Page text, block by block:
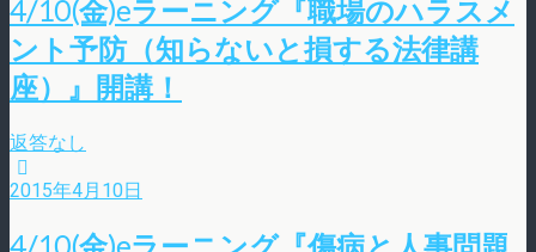
4/10(金)eラーニング『職場のハラスメ
ント予防（知らないと損する法律講
座）』開講！
返答なし
2015年4月10日
4/10(金)eラーニング『傷病と人事問題